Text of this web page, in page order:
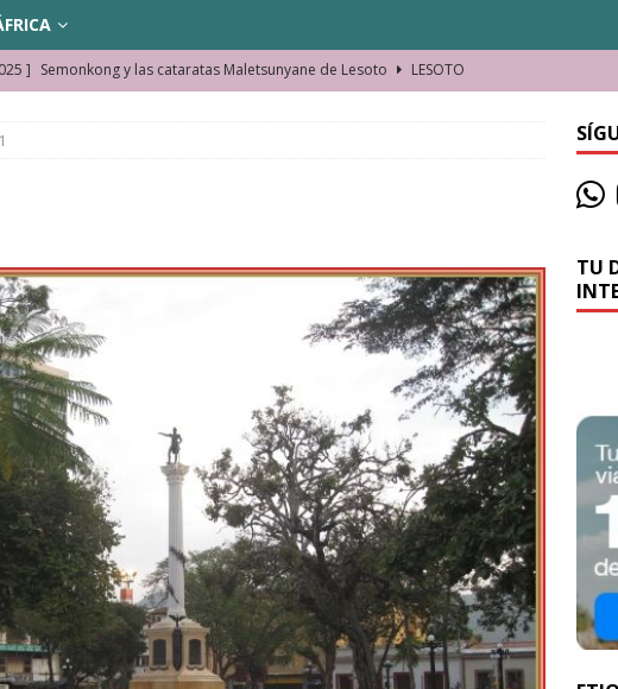
] Semonkong y las cataratas Maletsunyane de Lesoto
LESOTO
]
] JAMAICA. La historia de la misteriosa avioneta de la playa
JAMAICA
2025 ] Cómo moverse en Seychelles de manera sostenible
SEYCHELLES
] Qué ver en Manama. La capital de Baréin
BARÉIN
] Ela Nguema. El barrio más castizo de Malabo GUINEA ECUATORIAL
TU